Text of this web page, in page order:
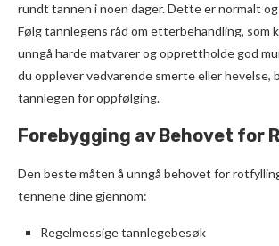
rundt tannen i noen dager. Dette er normalt
Følg tannlegens råd om etterbehandling, som
unngå harde matvarer og opprettholde god
du opplever vedvarende smerte eller hevelse,
tannlegen for oppfølging.
Forebygging av Behovet for
Den beste måten å unngå behovet for
tennene dine gjennom:
Regelmessige tannlegebesøk